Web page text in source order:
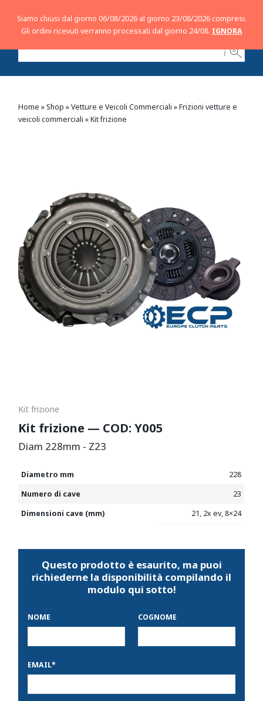
ℹ
Home »Shop »Vetture e Veicoli Commerciali »Frizioni vetture e
veicoli commerciali »Kit frizione
Kit frizione
Kit frizione — COD: Y005
Diam 228mm - Z23
Diametro mm
228
Numero di cave
23
Dimensioni cave (mm)
21, 2x ev,8×24
Questo prodotto è esaurito, ma puoi
richiederne la disponibilità compilando il
modulo qui sotto!
NOME COGNOME
EMAIL*
Siamo chiusi dal giorno 06/08/2026 al giorno 23/08/2026 compresi.
Gli ordini ricevuti verranno processati dal giorno 24/08. IGNORA